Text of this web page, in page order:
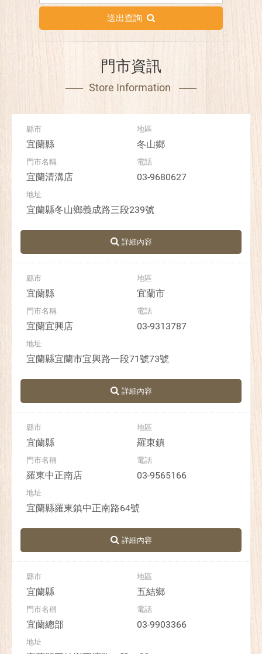
送出查詢
門市資訊
Store Information
宜蘭縣 冬山鄉
宜蘭清溝店 03-9680627
宜蘭縣冬山鄉義成路三段239號
宜蘭縣 宜蘭市
宜蘭宜興店 03-9313787
宜蘭縣宜蘭市宜興路一段71號73號
宜蘭縣 羅東鎮
羅東中正南店 03-9565166
宜蘭縣羅東鎮中正南路64號
宜蘭縣 五結鄉
宜蘭總部 03-9903366